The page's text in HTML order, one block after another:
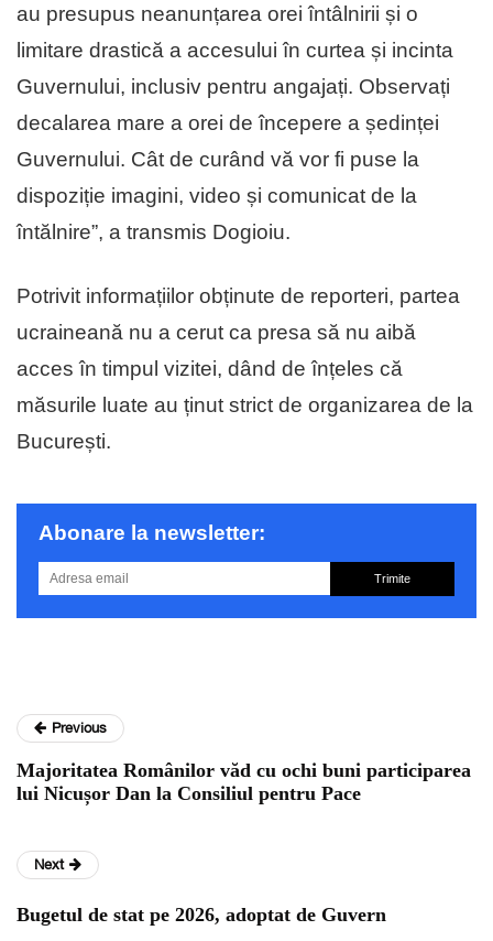
au presupus neanunțarea orei întâlnirii și o
limitare drastică a accesului în curtea și incinta
Guvernului, inclusiv pentru angajați. Observați
decalarea mare a orei de începere a ședinței
Guvernului. Cât de curând vă vor fi puse la
dispoziție imagini, video și comunicat de la
întălnire”, a transmis Dogioiu.
Potrivit informațiilor obținute de reporteri, partea
ucraineană nu a cerut ca presa să nu aibă
acces în timpul vizitei, dând de înțeles că
măsurile luate au ținut strict de organizarea de la
București.
Abonare la newsletter:
Trimite
Previous
Majoritatea Românilor văd cu ochi buni participarea
lui Nicușor Dan la Consiliul pentru Pace
Next
Bugetul de stat pe 2026, adoptat de Guvern